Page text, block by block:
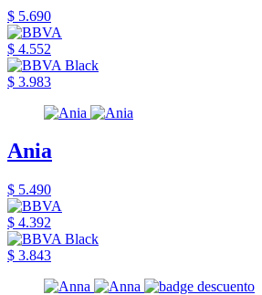
$ 5.690
$ 4.552
$ 3.983
Ania
$ 5.490
$ 4.392
$ 3.843